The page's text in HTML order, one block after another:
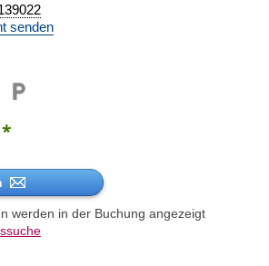
senden
*
werden in der Buchung angezeigt